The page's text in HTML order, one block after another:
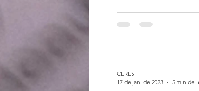
CERES
17 de jan. de 2023
5 min de